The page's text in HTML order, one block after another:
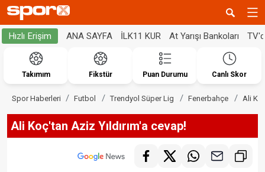
Hızlı Erişim ANA SAYFA İLK11 KUR At Yarışı Bankoları
Takımım Fikstür Puan Durumu Canlı Skor
Spor Haberleri Futbol Trendyol Süper Lig Fenerbahçe Ali
Ali Koç'tan Aziz Yıldırım'a cevap!